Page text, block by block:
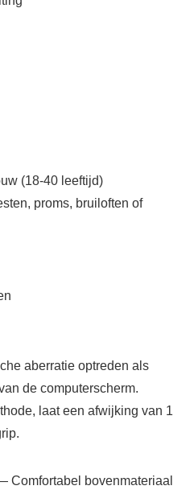
(18-40 leeftijd)
proms, bruiloften of
aberratie optreden als
de computerscherm.
laat een afwijking van 1
bovenmateriaal